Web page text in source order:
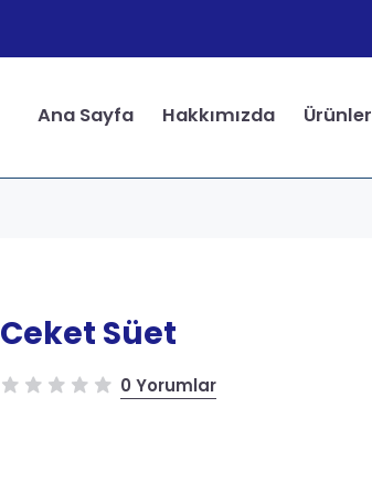
Ana Sayfa Hakkımızda Ürünler
Ceket Süet
0 Yorumlar